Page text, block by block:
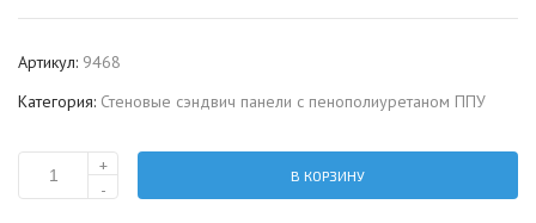
Артикул: 9468
Категория: Стеновые сэндвич панели с пенополиуретаном ППУ
Количество
+
-
В КОРЗИНУ